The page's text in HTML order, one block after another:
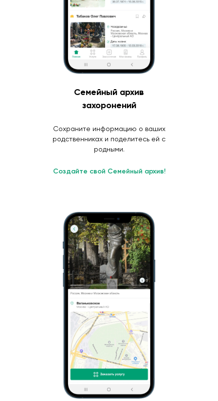
Семейный архив
захоронений
Сохраните информацию о ваших
родственниках и поделитесь ей с
родными.
Создайте свой Семейный архив!